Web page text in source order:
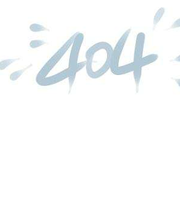
枝江酒业新品——“蓝版谦泰吉1817”在枝江金